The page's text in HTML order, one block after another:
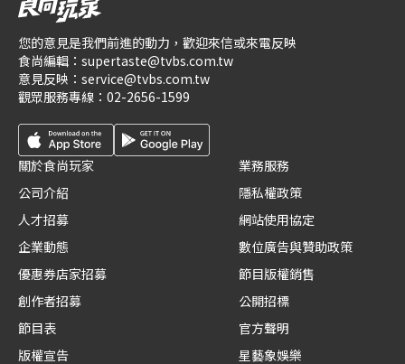
您的意見是我們前進的動力，歡迎來信或來電反映
食尚編輯： supertaste@tvbs.com.tw
意見反映： service@tvbs.com.tw
觀眾服務專線： 02-2656-1599
關於食尚玩家
公司介紹
人才招募
企業動態
優惠券店家招募
創作者招募
節目表
版權宣告
業務服務
隱私權政策
網站使用協定
數位廣告與贊助政策
節目版權銷售
公開招標
官方聲明
星藝象娛樂